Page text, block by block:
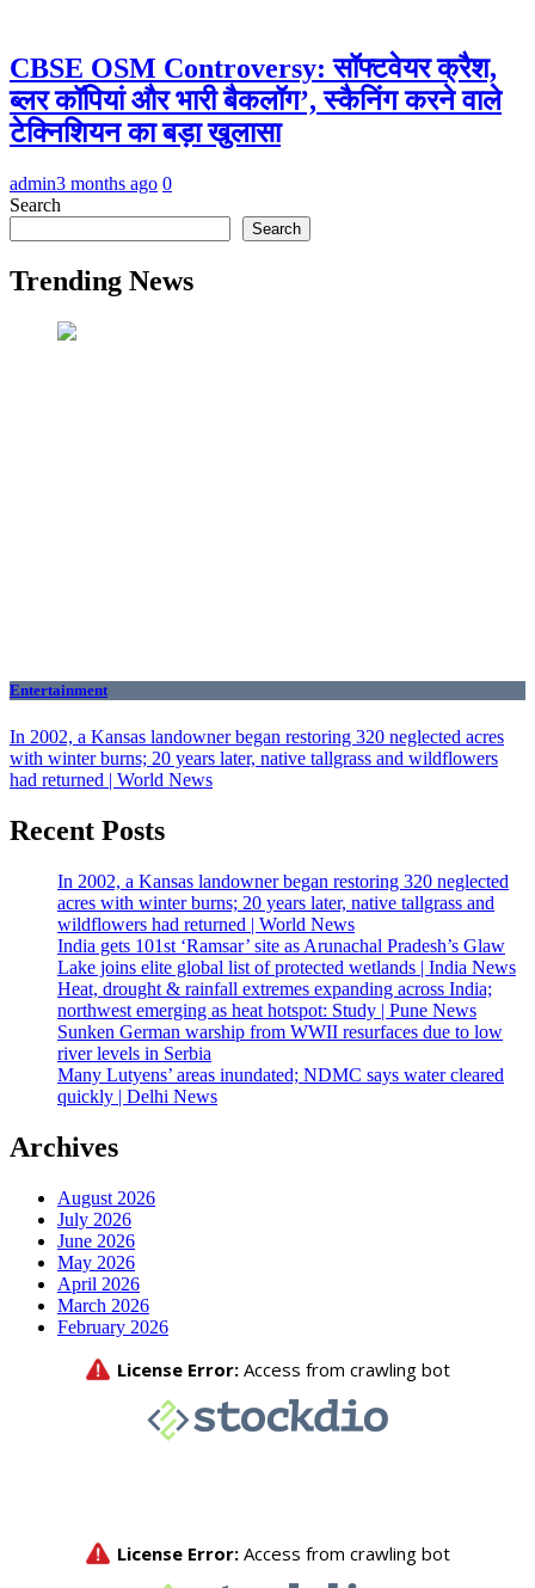
CBSE OSM Controversy: सॉफ्टवेयर क्रैश,
ब्लर कॉपियां और भारी बैकलॉग’, स्कैनिंग करने वाले
टेक्निशियन का बड़ा खुलासा
admin3 months ago 0
Search
Search
Trending News
Entertainment
In 2002, a Kansas landowner began restoring 320 neglected acres
with winter burns; 20 years later, native tallgrass and wildflowers
had returned | World News
Recent Posts
In 2002, a Kansas landowner began restoring 320 neglected
acres with winter burns; 20 years later, native tallgrass and
wildflowers had returned | World News
India gets 101st ‘Ramsar’ site as Arunachal Pradesh’s Glaw
Lake joins elite global list of protected wetlands | India News
Heat, drought & rainfall extremes expanding across India;
northwest emerging as heat hotspot: Study | Pune News
Sunken German warship from WWII resurfaces due to low
river levels in Serbia
Many Lutyens’ areas inundated; NDMC says water cleared
quickly | Delhi News
Archives
August 2026
July 2026
June 2026
May 2026
April 2026
March 2026
February 2026